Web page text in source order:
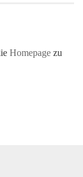
Homepage zu